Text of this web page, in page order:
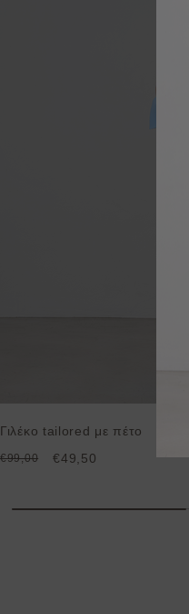
Γιλέκο tailored με πέτο
€99,00 €49,50